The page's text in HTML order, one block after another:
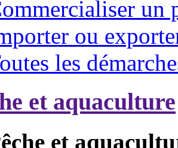
un
ou
les
et aquaculture
et